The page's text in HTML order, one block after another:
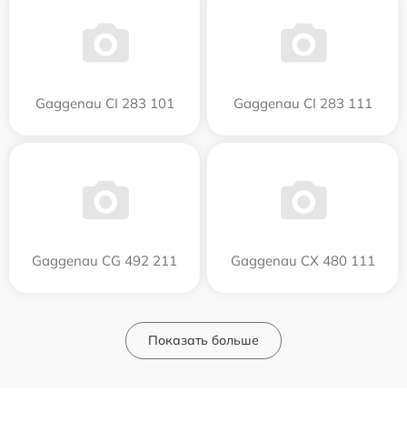
Gaggenau CI 283 101 Gaggenau CI 283 111
Gaggenau CG 492 211 Gaggenau CX 480 111
Показать больше